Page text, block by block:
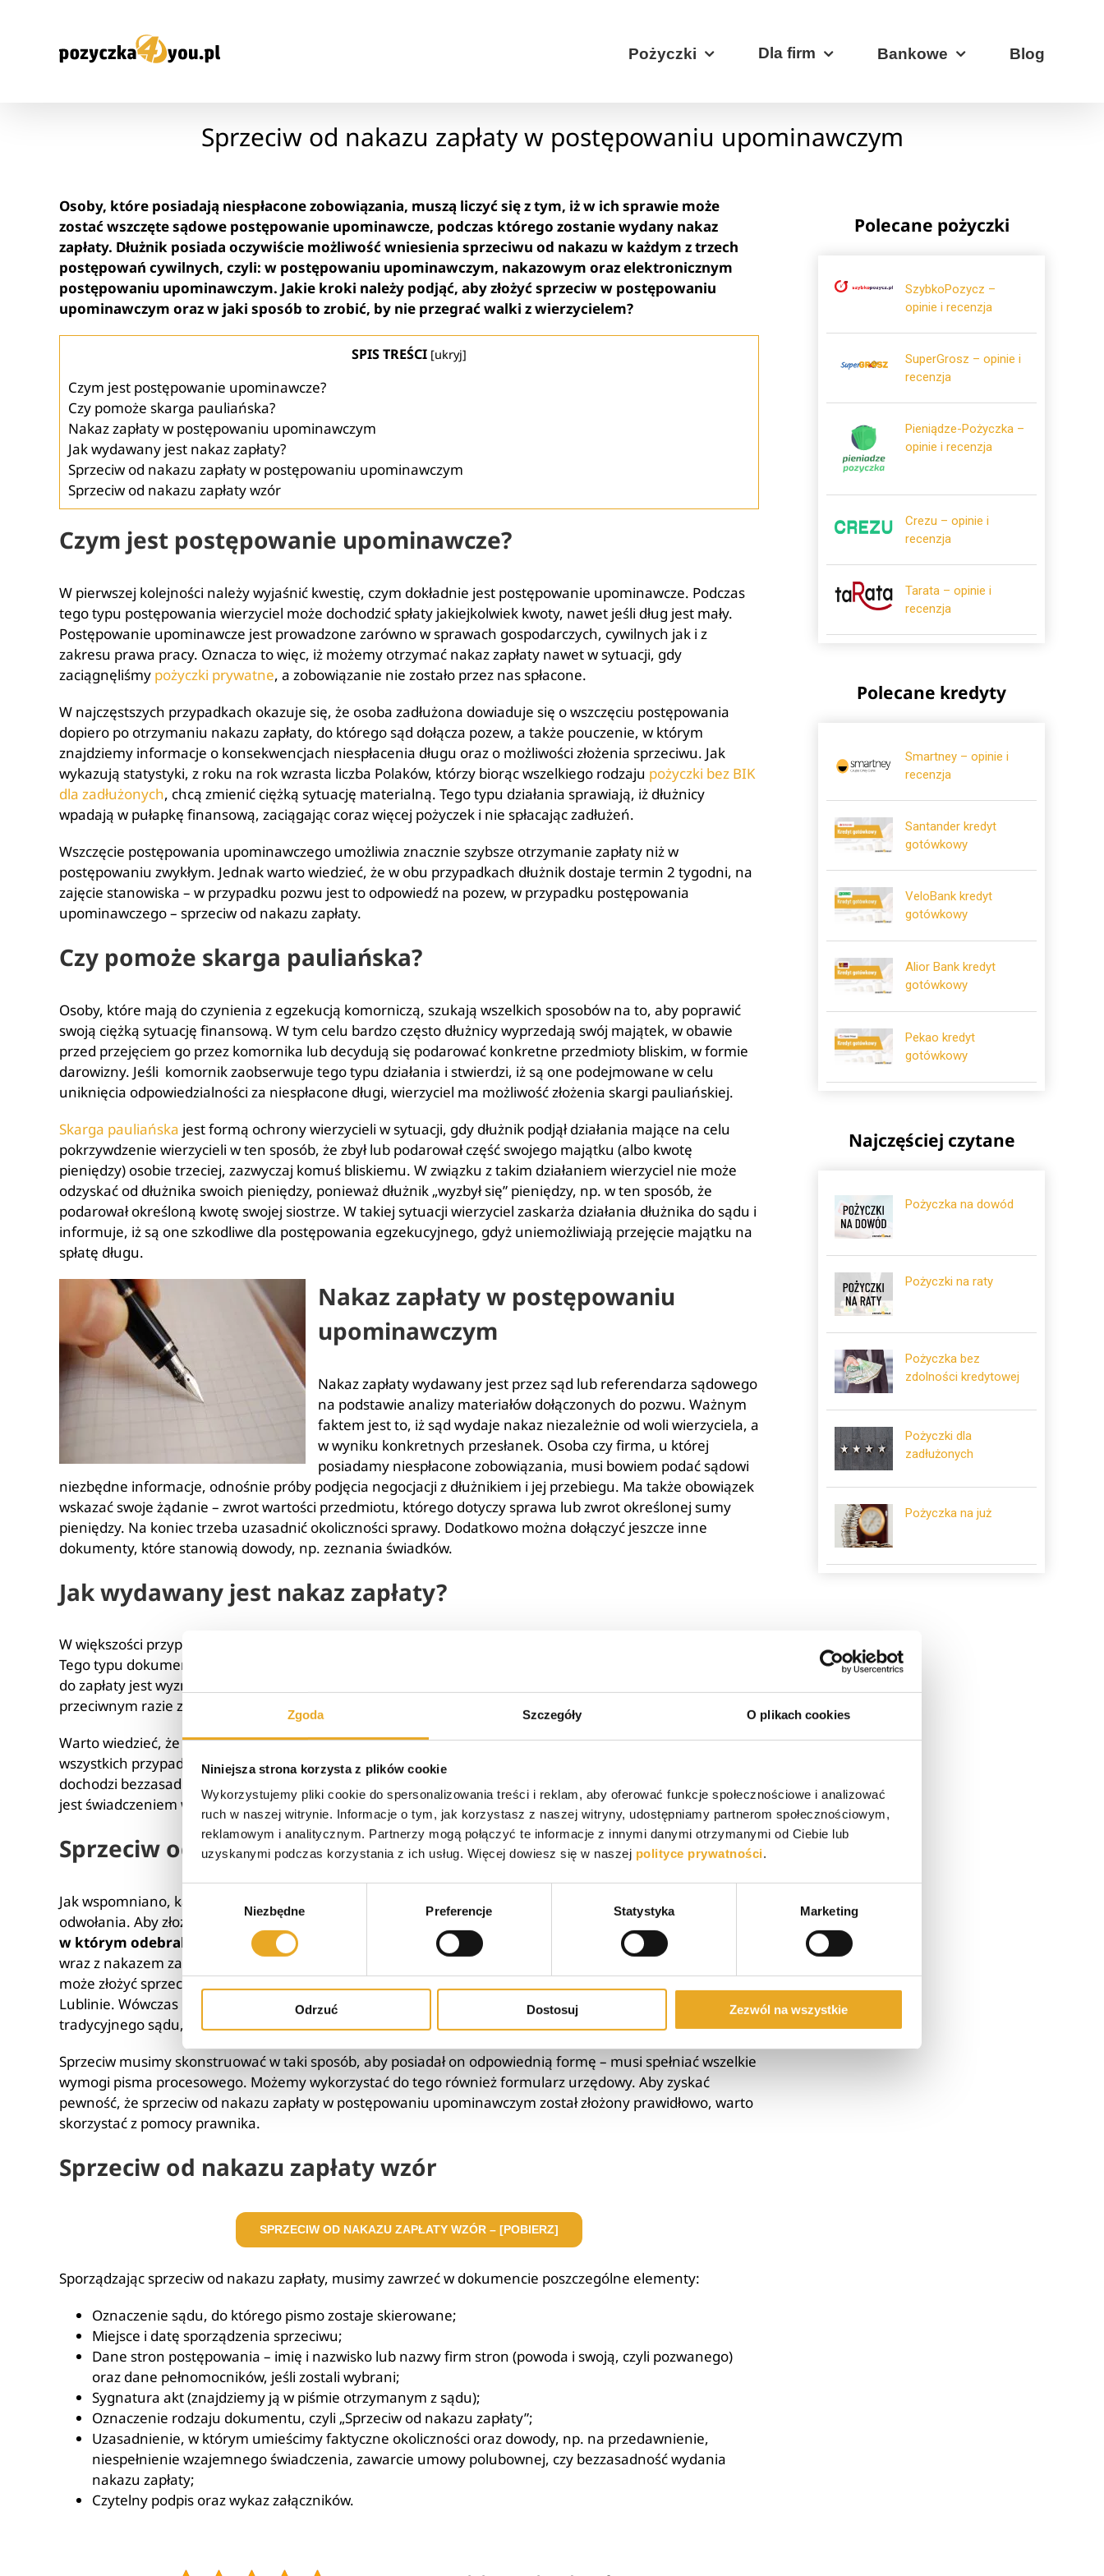
Zgoda Szczegóły O plikach cookies
Niniejsza strona korzysta z plików cookie
Wykorzystujemy pliki cookie do spersonalizowania treści i reklam, aby oferować funkcje społecznościowe i analizować
ruch w naszej witrynie. Informacje o tym, jak korzystasz z naszej witryny, udostępniamy partnerom społecznościowym,
reklamowym i analitycznym. Partnerzy mogą połączyć te informacje z innymi danymi otrzymanymi od Ciebie lub
uzyskanymi podczas korzystania z ich usług. Więcej dowiesz się w naszej polityce prywatności.
Niezbędne Preferencje Statystyka Marketing
Odrzuć Dostosuj Zezwól na wszystkie
zawartości
Pożyczki Dla firm Bankowe Blog
Sprzeciw od nakazu zapłaty w postępowaniu upominawczym
Osoby, które posiadają niespłacone zobowiązania, muszą liczyć się z tym, iż w ich sprawie może
zostać wszczęte sądowe postępowanie upominawcze, podczas którego zostanie wydany nakaz
zapłaty. Dłużnik posiada oczywiście możliwość wniesienia sprzeciwu od nakazu w każdym z trzech
postępowań cywilnych, czyli: w postępowaniu upominawczym, nakazowym oraz elektronicznym
postępowaniu upominawczym. Jakie kroki należy podjąć, aby złożyć sprzeciw w postępowaniu
upominawczym oraz w jaki sposób to zrobić, by nie przegrać walki z wierzycielem?
SPIS TREŚCI [ukryj]
Czym jest postępowanie upominawcze?
Czy pomoże skarga pauliańska?
Nakaz zapłaty w postępowaniu upominawczym
Jak wydawany jest nakaz zapłaty?
Sprzeciw od nakazu zapłaty w postępowaniu upominawczym
Sprzeciw od nakazu zapłaty wzór
Czym jest postępowanie upominawcze?
W pierwszej kolejności należy wyjaśnić kwestię, czym dokładnie jest postępowanie upominawcze. Podczas
tego typu postępowania wierzyciel może dochodzić spłaty jakiejkolwiek kwoty, nawet jeśli dług jest mały.
Postępowanie upominawcze jest prowadzone zarówno w sprawach gospodarczych, cywilnych jak i z
zakresu prawa pracy. Oznacza to więc, iż możemy otrzymać nakaz zapłaty nawet w sytuacji, gdy
zaciągnęliśmy pożyczki prywatne, a zobowiązanie nie zostało przez nas spłacone.
W najczęstszych przypadkach okazuje się, że osoba zadłużona dowiaduje się o wszczęciu postępowania
dopiero po otrzymaniu nakazu zapłaty, do którego sąd dołącza pozew, a także pouczenie, w którym
znajdziemy informacje o konsekwencjach niespłacenia długu oraz o możliwości złożenia sprzeciwu. Jak
wykazują statystyki, z roku na rok wzrasta liczba Polaków, którzy biorąc wszelkiego rodzaju pożyczki bez BIK
dla zadłużonych, chcą zmienić ciężką sytuację materialną. Tego typu działania sprawiają, iż dłużnicy
wpadają w pułapkę finansową, zaciągając coraz więcej pożyczek i nie spłacając zadłużeń.
Wszczęcie postępowania upominawczego umożliwia znacznie szybsze otrzymanie zapłaty niż w
postępowaniu zwykłym. Jednak warto wiedzieć, że w obu przypadkach dłużnik dostaje termin 2 tygodni, na
zajęcie stanowiska – w przypadku pozwu jest to odpowiedź na pozew, w przypadku postępowania
upominawczego – sprzeciw od nakazu zapłaty.
Czy pomoże skarga pauliańska?
Osoby, które mają do czynienia z egzekucją komorniczą, szukają wszelkich sposobów na to, aby poprawić
swoją ciężką sytuację finansową. W tym celu bardzo często dłużnicy wyprzedają swój majątek, w obawie
przed przejęciem go przez komornika lub decydują się podarować konkretne przedmioty bliskim, w formie
darowizny. Jeśli komornik zaobserwuje tego typu działania i stwierdzi, iż są one podejmowane w celu
uniknięcia odpowiedzialności za niespłacone długi, wierzyciel ma możliwość złożenia skargi pauliańskiej.
Skarga pauliańska jest formą ochrony wierzycieli w sytuacji, gdy dłużnik podjął działania mające na celu
pokrzywdzenie wierzycieli w ten sposób, że zbył lub podarował część swojego majątku (albo kwotę
pieniędzy) osobie trzeciej, zazwyczaj komuś bliskiemu. W związku z takim działaniem wierzyciel nie może
odzyskać od dłużnika swoich pieniędzy, ponieważ dłużnik „wyzbył się” pieniędzy, np. w ten sposób, że
podarował określoną kwotę swojej siostrze. W takiej sytuacji wierzyciel zaskarża działania dłużnika do sądu i
informuje, iż są one szkodliwe dla postępowania egzekucyjnego, gdyż uniemożliwiają przejęcie majątku na
spłatę długu.
Nakaz zapłaty w postępowaniu
upominawczym
Nakaz zapłaty wydawany jest przez sąd lub referendarza sądowego
na podstawie analizy materiałów dołączonych do pozwu. Ważnym
faktem jest to, iż sąd wydaje nakaz niezależnie od woli wierzyciela, a
w wyniku konkretnych przesłanek. Osoba czy firma, u której
posiadamy niespłacone zobowiązania, musi bowiem podać sądowi
niezbędne informacje, odnośnie próby podjęcia negocjacji z dłużnikiem i jej przebiegu. Ma także obowiązek
wskazać swoje żądanie – zwrot wartości przedmiotu, którego dotyczy sprawa lub zwrot określonej sumy
pieniędzy. Na koniec trzeba uzasadnić okoliczności sprawy. Dodatkowo można dołączyć jeszcze inne
dokumenty, które stanowią dowody, np. zeznania świadków.
Jak wydawany jest nakaz zapłaty?
W większości przypadków wierzyciel w pierwszej kolejności wystawia
Tego typu dokument możemy skonstruować zarówno samodzielnie, jak i z pomocą prawnika. Na wezwaniu
do zapłaty jest wyznaczony termin, w którym dłużnik musi uregulować zaległe zobowiązania. W
przeciwnym razie zostaje wszczęte postępowanie, o czym osoba zadłużona zostaje poinformowana.
Warto wiedzieć, że postępowanie upominawcze z nakazem zapłaty nie może być prowadzone przez sąd we
wszystkich przypadkach. Art. 499 Kodeksu postępowania cywilnego informuje, że sprawy, w których powód
dochodzi bezzasadnego roszczenia, przedstawia niekonkretną argumentację lub wysuwa roszczenie, które
jest świadczeniem wzajemnym, nie mogą być rozpatrzone w postępowaniu upominawczym.
Sprzeciw od nakazu zapłaty w postępowaniu upominawczym
Jak wspomniano, każda osoba, wobec której zostało wszczęte postępowanie, otrzymuje możliwość
odwołania. Aby złożyć sprzeciw od nakazu zapłaty w postępowaniu upominawczym,
mamy 14 dni od dnia,
w którym odebraliśmy list polecony z sądu
. Sprzeciw składamy w sądzie, który dostarczył nam pozew
wraz z nakazem zapłaty, chyba że nakaz został wydany w formie elektronicznej. W takiej sytuacji dłużnik
może złożyć sprzeciw od nakazu zapłaty w elektronicznym postępowaniu upominawczym do e-sądu w
Lublinie. Wówczas nakaz zapłaty traci moc, a e-sąd kieruje sprawę do sądu właściwości ogólnej (tj. do
tradycyjnego sądu, który będzie rozpatrywał naszą sprawę).
Sprzeciw musimy skonstruować w taki sposób, aby posiadał on odpowiednią formę – musi spełniać wszelkie
wymogi pisma procesowego. Możemy wykorzystać do tego również formularz urzędowy. Aby zyskać
pewność, że sprzeciw od nakazu zapłaty w postępowaniu upominawczym został złożony prawidłowo, warto
skorzystać z pomocy prawnika.
Sprzeciw od nakazu zapłaty wzór
SPRZECIW OD NAKAZU ZAPŁATY WZÓR – [POBIERZ]
Sporządzając sprzeciw od nakazu zapłaty, musimy zawrzeć w dokumencie poszczególne elementy:
Oznaczenie sądu, do którego pismo zostaje skierowane;
Miejsce i datę sporządzenia sprzeciwu;
Dane stron postępowania – imię i nazwisko lub nazwy firm stron (powoda i swoją, czyli pozwanego)
oraz dane pełnomocników, jeśli zostali wybrani;
Sygnatura akt (znajdziemy ją w piśmie otrzymanym z sądu);
Oznaczenie rodzaju dokumentu, czyli „Sprzeciw od nakazu zapłaty”;
Uzasadnienie, w którym umieścimy faktyczne okoliczności oraz dowody, np. na przedawnienie,
niespełnienie wzajemnego świadczenia, zawarcie umowy polubownej, czy bezzasadność wydania
nakazu zapłaty;
Czytelny podpis oraz wykaz załączników.
Polecane pożyczki
SzybkoPozycz –
opinie i recenzja
SuperGrosz – opinie i
recenzja
Pieniądze-Pożyczka –
opinie i recenzja
Crezu – opinie i
recenzja
Tarata – opinie i
recenzja
Polecane kredyty
Smartney – opinie i
recenzja
Santander kredyt
gotówkowy
VeloBank kredyt
gotówkowy
Alior Bank kredyt
gotówkowy
Pekao kredyt
gotówkowy
Najczęściej czytane
Pożyczka na dowód
Pożyczki na raty
Pożyczka bez
zdolności kredytowej
Pożyczki dla
zadłużonych
Pożyczka na już